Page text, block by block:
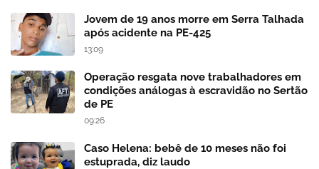
Jovem de 19 anos morre em Serra Talhada
após acidente na PE-425
13:09
Operação resgata nove trabalhadores em
condições análogas à escravidão no Sertão
de PE
09:26
Caso Helena: bebê de 10 meses não foi
estuprada, diz laudo